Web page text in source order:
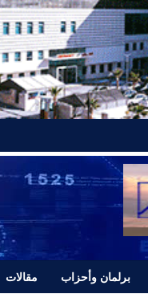
برلمان وأحزاب مقالات